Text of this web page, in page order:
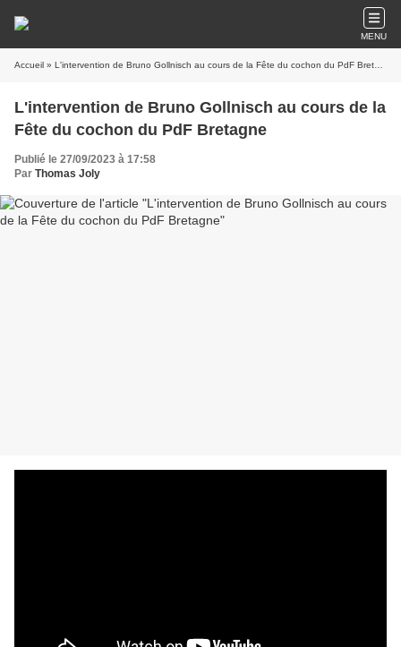
MENU
Accueil » L'intervention de Bruno Gollnisch au cours de la Fête du cochon du PdF Bretagne
L'intervention de Bruno Gollnisch au cours de la
Fête du cochon du PdF Bretagne
Publié le 27/09/2023 à 17:58
Par Thomas Joly